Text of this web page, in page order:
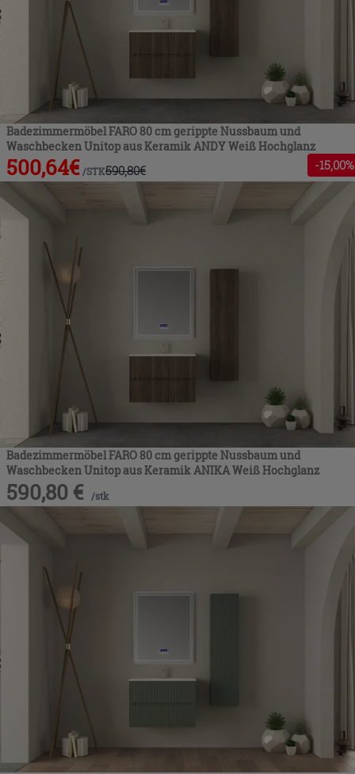
Badezimmermöbel FARO 80 cm gerippte Nussbaum und
Waschbecken Unitop aus Keramik ANDY Weiß Hochglanz
500,64€ /STK590,80€ -15,00%
Badezimmermöbel FARO 80 cm gerippte Nussbaum und
Waschbecken Unitop aus Keramik ANIKA Weiß Hochglanz
590,80 € /stk